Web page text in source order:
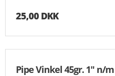
25,00 DKK
Pipe Vinkel 45gr. 1" n/m